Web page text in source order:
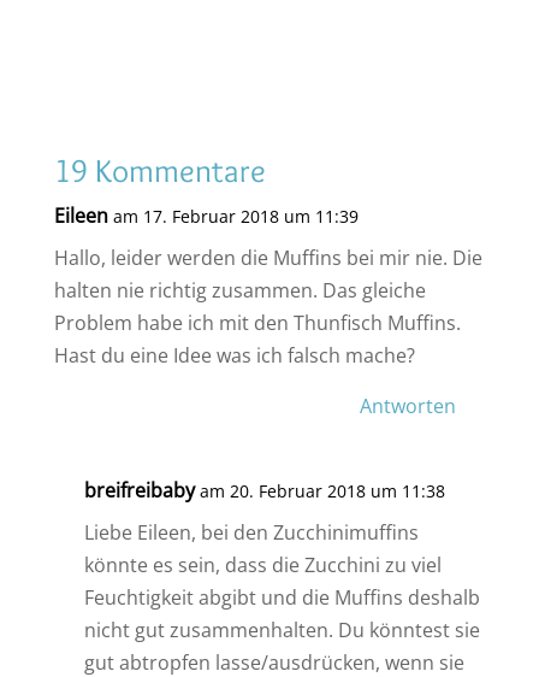
19 Kommentare
Eileen am 17. Februar 2018 um 11:39
Hallo, leider werden die Muffins bei mir nie. Die
halten nie richtig zusammen. Das gleiche
Problem habe ich mit den Thunfisch Muffins.
Hast du eine Idee was ich falsch mache?
Antworten
breifreibaby am 20. Februar 2018 um 11:38
Liebe Eileen, bei den Zucchinimuffins
könnte es sein, dass die Zucchini zu viel
Feuchtigkeit abgibt und die Muffins deshalb
nicht gut zusammenhalten. Du könntest sie
gut abtropfen lasse/ausdrücken, wenn sie